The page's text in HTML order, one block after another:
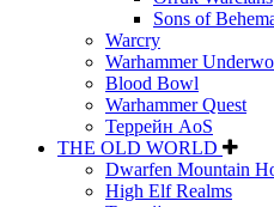
Sons of
Warcry
Warhammer
Blood Bowl
Warhammer Quest
Террейн AoS
THE OLD WORLD
Dwarfen Mountain
High Elf Realms